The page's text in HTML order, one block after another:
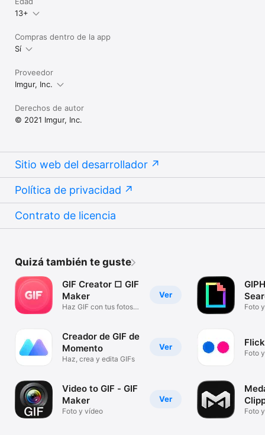
13+
Compras dentro de la app
Sí
Proveedor
Imgur, Inc.
Derechos de autor
© 2021 Imgur, Inc.
Sitio web del desarrollador
Política de privacidad
Contrato de licencia
Quizá también te guste
Ver
GIF Creator □ GIF
Maker
Haz GIF con tus fotos
Ver
Creador de GIF de
Momento
Haz, crea y edita GIFs
Ver
Video to GIF - GIF
Maker
Foto y vídeo
Foto
Foto
Foto